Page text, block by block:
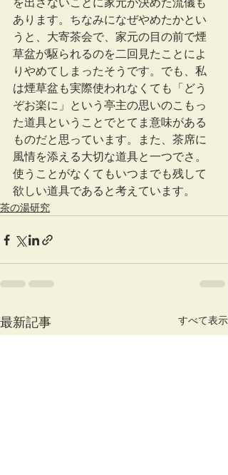
を出さないことに家元が決めた流儀も
あります。ちなみになぜやめたかとい
うと、大寄茶会で、家元の目の前で煙
草盆が駆られるのを二回見たことによ
りやめてしまったそうです。でも、私
は煙草盆も実際使われなくても「どう
ぞお楽に」という亭主の思いのこもっ
た道具ということでとてま意味がある
ものだと思っています。また、茶席に
風情を添える大切な道具と一つでさ。
使うことがなくてもいつまでも残して
欲しい道具であると考えています。
茶の湯研究
最新記事 すべて表示